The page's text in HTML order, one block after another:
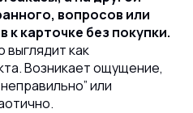
вопросов или
к карточке без покупки.
выглядит как
Возникает ощущение,
или